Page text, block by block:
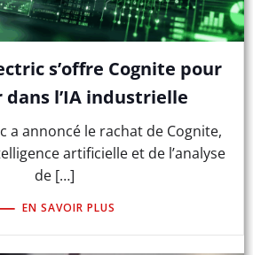
s’offre Cognite pour
dans l’IA industrielle
a annoncé le rachat de Cognite,
artificielle et de l’analyse
de […]
EN SAVOIR PLUS